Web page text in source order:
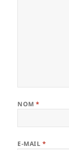
NOM*
E-MAIL *